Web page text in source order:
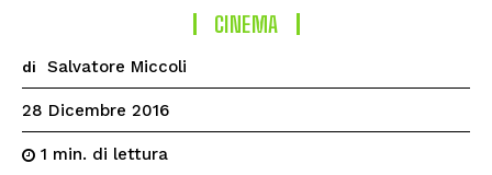
CINEMA
di Salvatore Miccoli
28 Dicembre 2016
1 min. di lettura